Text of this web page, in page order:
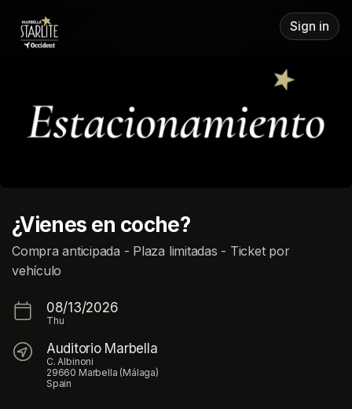
Sign in
¿Vienes en coche?
Compra anticipada - Plaza limitadas - Ticket por
vehículo
08/13/2026
Thu
Auditorio Marbella
C. Albinoni
29660 Marbella (Málaga)
Spain